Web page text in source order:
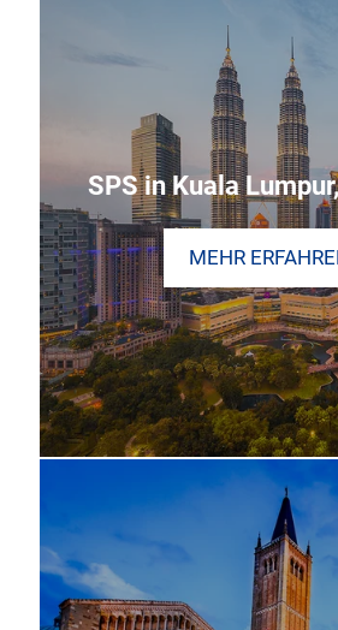
SPS in Kuala
MEHR